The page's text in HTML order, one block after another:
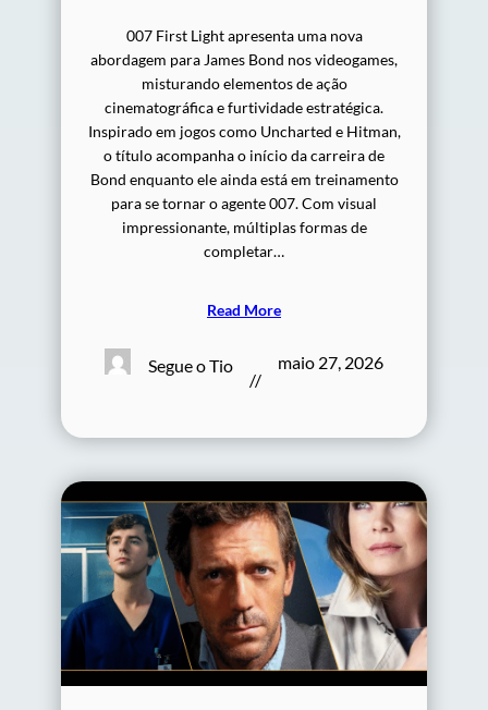
007 First Light apresenta uma nova
abordagem para James Bond nos videogames,
misturando elementos de ação
cinematográfica e furtividade estratégica.
Inspirado em jogos como Uncharted e Hitman,
o título acompanha o início da carreira de
Bond enquanto ele ainda está em treinamento
para se tornar o agente 007. Com visual
impressionante, múltiplas formas de
completar…
Read More
Segue o Tio
//
maio 27, 2026